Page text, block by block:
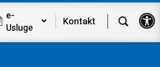
e-
Usluge
Kontakt